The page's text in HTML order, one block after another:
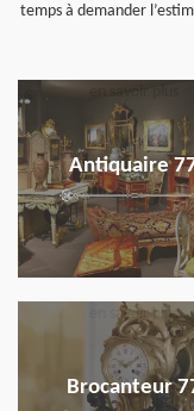
temps à demander
Antiquaire
en savoir plus
Brocanteur
en savoir plus